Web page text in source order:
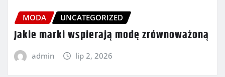
MODA UNCATEGORIZED
Jakie marki wspierają modę zrównoważoną
admin lip 2, 2026